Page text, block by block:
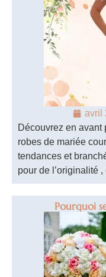
avril
Découvrez en avant
robes de mariée
tendances et
pour de l’originalité
Pourquoi